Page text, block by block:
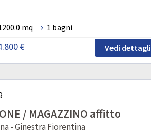
mq 1 bagni
€ Vedi dettagli
/ MAGAZZINO affitto
- Ginestra Fiorentina